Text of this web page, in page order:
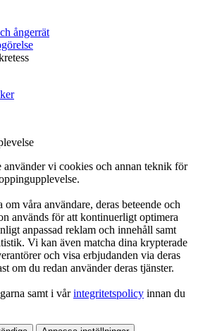
ångerrät
använder vi cookies och annan teknik för
våra användare, deras beteende och
används för att kontinuerligt optimera
anpassad reklam och innehåll samt
Vi kan även matcha dina krypterade
och visa erbjudanden via deras
om du redan använder deras tjänster.
samt i vårintegritetspolicy innan du